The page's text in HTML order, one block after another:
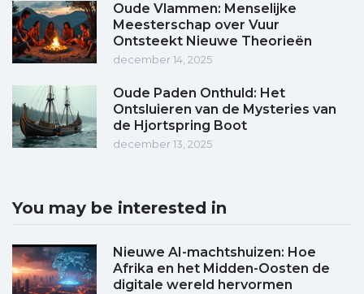
Oude Vlammen: Menselijke
Meesterschap over Vuur
Ontsteekt Nieuwe Theorieën
december 14, 2025
Oude Paden Onthuld: Het
Ontsluieren van de Mysteries van
de Hjortspring Boot
december 13, 2025
You may be interested in
Nieuwe AI-machtshuizen: Hoe
Afrika en het Midden-Oosten de
digitale wereld hervormen